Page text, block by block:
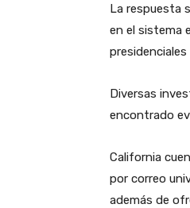
La respuesta
en el sistema
Diversas
encontrado
California
por correo
además de